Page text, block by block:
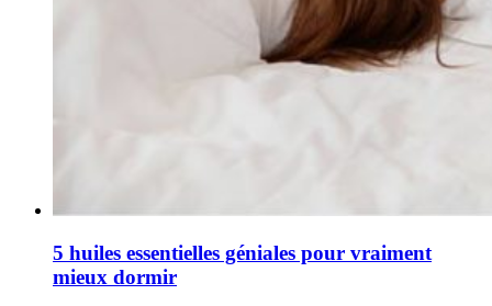
5 huiles essentielles géniales pour vraiment
mieux dormir